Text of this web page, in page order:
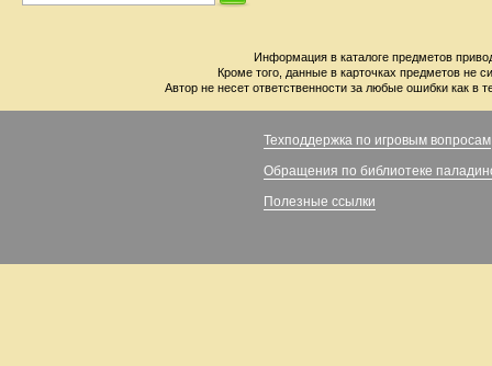
Информация в каталоге предметов
Кроме того, данные в карточках предметов не
Автор не несет ответственности за любые ошибки как в
Техподдержка по игровым вопросам
Обращения по библиотеке
Полезные ссылки